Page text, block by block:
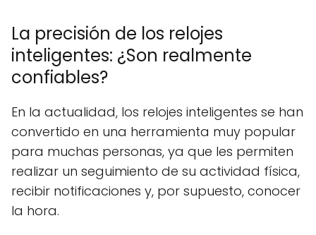
La precisión de los relojes
inteligentes: ¿Son realmente
confiables?
En la actualidad, los relojes inteligentes se han
convertido en una herramienta muy popular
para muchas personas, ya que les permiten
realizar un seguimiento de su actividad física,
recibir notificaciones y, por supuesto, conocer
la hora.